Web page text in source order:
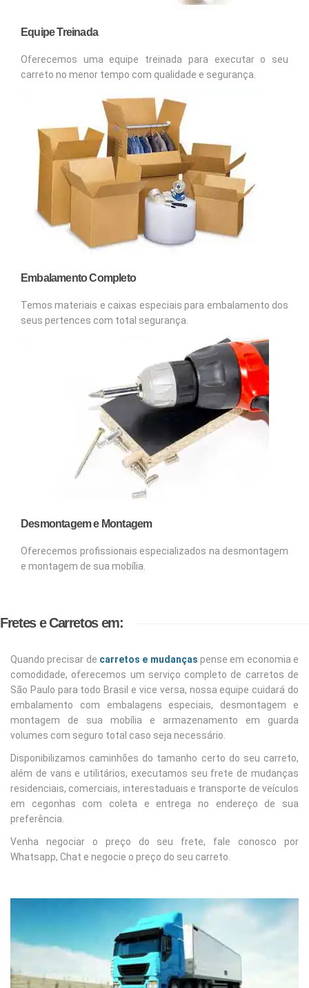
Equipe Treinada
Oferecemos uma equipe treinada para executar o seu
carreto no menor tempo com qualidade e segurança.
Embalamento Completo
Temos materiais e caixas especiais para embalamento dos
seus pertences com total segurança.
Desmontagem e Montagem
Oferecemos profissionais especializados na desmontagem
e montagem de sua mobília.
Fretes e Carretos em:
Quando precisar de carretos e mudanças pense em economia e
comodidade, oferecemos um serviço completo de carretos de
São Paulo para todo Brasil e vice versa, nossa equipe cuidará do
embalamento com embalagens especiais, desmontagem e
montagem de sua mobília e armazenamento em guarda
volumes com seguro total caso seja necessário.
Disponibilizamos caminhões do tamanho certo do seu carreto,
além de vans e utilitários, executamos seu frete de mudanças
residenciais, comerciais, interestaduais e transporte de veículos
em cegonhas com coleta e entrega no endereço de sua
preferência.
Venha negociar o preço do seu frete, fale conosco por
Whatsapp, Chat e negocie o preço do seu carreto.